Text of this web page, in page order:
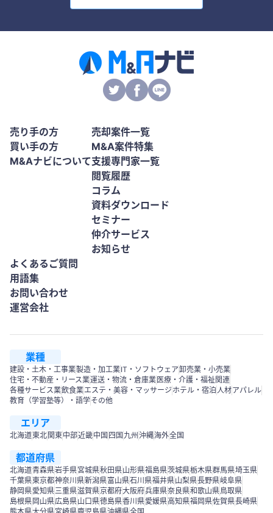
売り手の方
買い手の方
M&Aナビについて
売却案件一覧
M&A案件特集
支援専門家一覧
閲覧履歴
コラム
資料ダウンロード
セミナー
仲介サービス
お知らせ
よくあるご質問
用語集
お問い合わせ
運営会社
業種
建設・土木・工事業製造・加工業IT・ソフトウェア卸売業・小売業
住宅・不動産・リース業運送・物流・倉庫業 医療・介護・福祉関連
各種サービス業飲食業エステ・美容・マッサージ ホテル・宿泊人材アパレル
教育（学習塾等）・語学その他
エリア
北海道東北 関東中部近畿中国 四国 九州 沖縄海外全国
都道府県
北海道青森県岩手県宮城県秋田県山形県福島県茨城県栃木県群馬県埼玉県
千葉県東京都神奈川県新潟県富山県石川県福井県山梨県長野県岐阜県
静岡県愛知県三重県滋賀県京都府大阪府兵庫県奈良県和歌山県鳥取県
島根県 岡山県広島県山口県徳島県香川県愛媛県高知県福岡県佐賀県長崎県